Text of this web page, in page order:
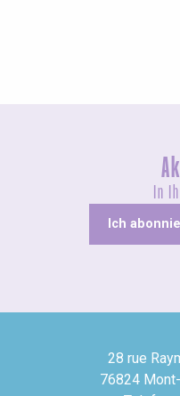
In
Ich
28 rue
76824